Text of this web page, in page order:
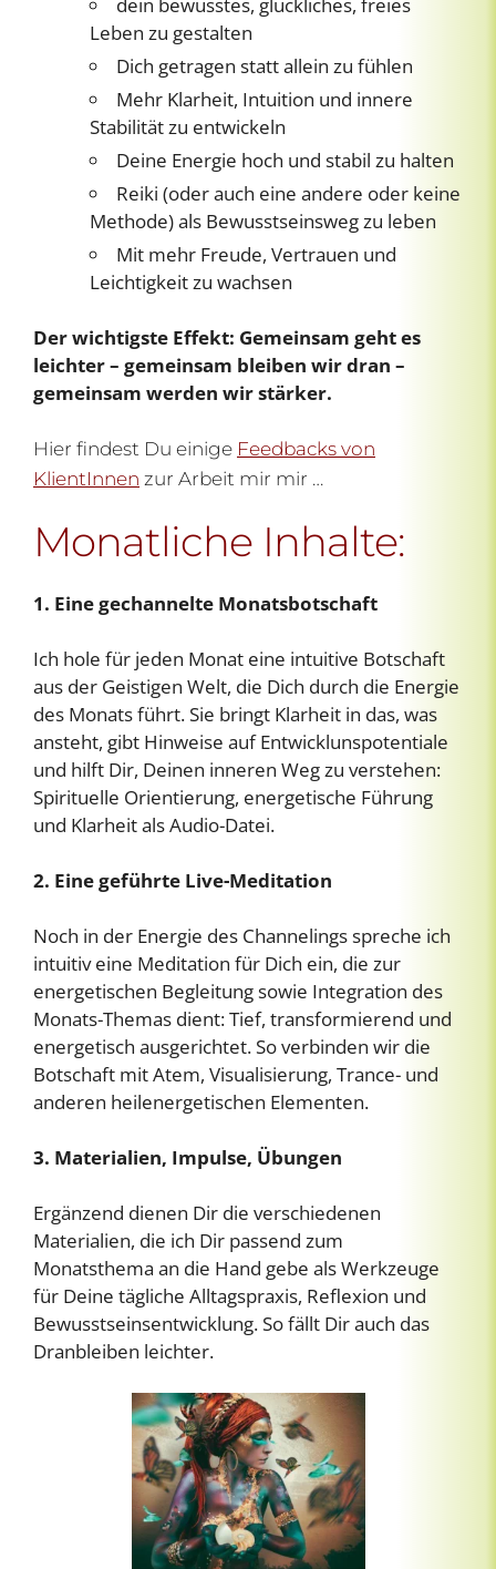
Leben zu gestalten
Dich getragen statt allein zu fühlen
Mehr Klarheit, Intuition und innere
Stabilität zu entwickeln
Deine Energie hoch und stabil zu halten
Reiki (oder auch eine andere oder keine
Methode) als Bewusstseinsweg zu leben
Mit mehr Freude, Vertrauen und
Leichtigkeit zu wachsen
Der wichtigste Effekt: Gemeinsam geht es
leichter – gemeinsam bleiben wir dran –
gemeinsam werden wir stärker.
Hier findest Du einige Feedbacks von
KlientInnen zur Arbeit mir mir …
Monatliche Inhalte:
1. Eine gechannelte Monatsbotschaft
Ich hole für jeden Monat eine intuitive Botschaft
aus der Geistigen Welt, die Dich durch die Energie
des Monats führt. Sie bringt Klarheit in das, was
ansteht, gibt Hinweise auf Entwicklunspotentiale
und hilft Dir, Deinen inneren Weg zu verstehen:
Spirituelle Orientierung, energetische Führung
und Klarheit als Audio-Datei.
2. Eine geführte Live-Meditation
Noch in der Energie des Channelings spreche ich
intuitiv eine Meditation für Dich ein, die zur
energetischen Begleitung sowie Integration des
Monats-Themas dient: Tief, transformierend und
energetisch ausgerichtet. So verbinden wir die
Botschaft mit Atem, Visualisierung, Trance- und
anderen heilenergetischen Elementen.
3. Materialien, Impulse, Übungen
Ergänzend dienen Dir die verschiedenen
Materialien, die ich Dir passend zum
Monatsthema an die Hand gebe als Werkzeuge
für Deine tägliche Alltagspraxis, Reflexion und
Bewusstseinsentwicklung. So fällt Dir auch das
Dranbleiben leichter.